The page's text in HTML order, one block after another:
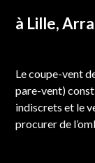
à Lille,
Lecoupe-vent
pare-vent)
indiscrets et le
procurer de